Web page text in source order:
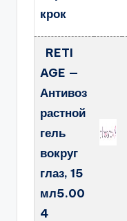
крок
RETI
AGE —
Антивоз
растной
гель
вокруг
глаз, 15
мл5.00
4